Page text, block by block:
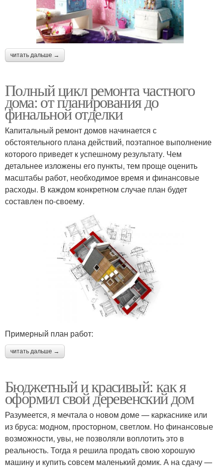
читать дальше →
Полный цикл ремонта частного
дома: от планирования до
финальной отделки
Капитальный ремонт домов начинается с
обстоятельного плана действий, поэтапное выполнение
которого приведет к успешному результату. Чем
детальнее изложены его пункты, тем проще оценить
масштабы работ, необходимое время и финансовые
расходы. В каждом конкретном случае план будет
составлен по-своему.
Примерный план работ:
читать дальше →
Бюджетный и красивый: как я
оформил свой деревенский дом
Разумеется, я мечтала о новом доме — каркаснике или
из бруса: модном, просторном, светлом. Но финансовые
возможности, увы, не позволяли воплотить это в
реальность. Тогда я решила продать свою хорошую
машину и купить совсем маленький домик. А на сдачу —